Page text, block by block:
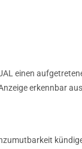
einen
erkennbar